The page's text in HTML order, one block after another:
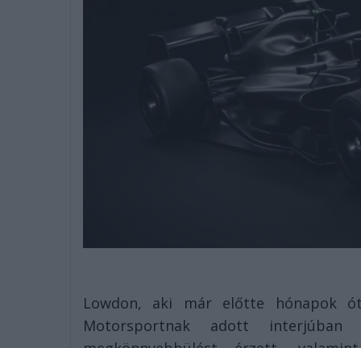
Lowdon, aki már előtte hónapok
Motorsportnak adott interjúban